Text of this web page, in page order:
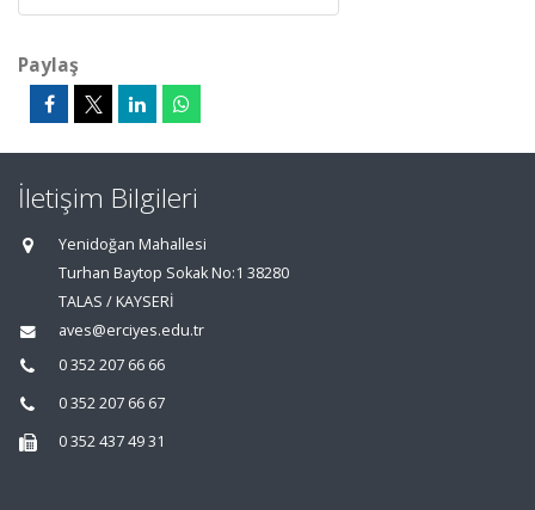
Paylaş
İletişim Bilgileri
Yenidoğan Mahallesi
Turhan Baytop Sokak No:1 38280
TALAS / KAYSERİ
aves@erciyes.edu.tr
0 352 207 66 66
0 352 207 66 67
0 352 437 49 31